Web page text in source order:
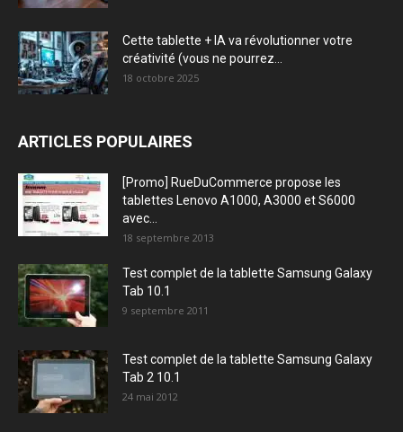
Cette tablette + IA va révolutionner votre
créativité (vous ne pourrez...
18 octobre 2025
ARTICLES POPULAIRES
[Promo] RueDuCommerce propose les
tablettes Lenovo A1000, A3000 et S6000
avec...
18 septembre 2013
Test complet de la tablette Samsung Galaxy
Tab 10.1
9 septembre 2011
Test complet de la tablette Samsung Galaxy
Tab 2 10.1
24 mai 2012